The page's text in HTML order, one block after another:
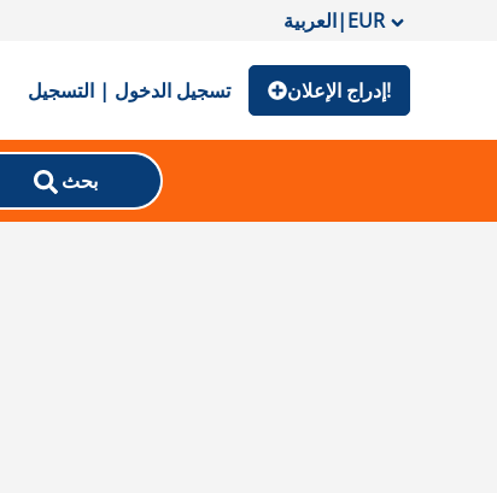
العربية|EUR
تسجيل الدخول | التسجيل إدراج الإعلان!
بحث